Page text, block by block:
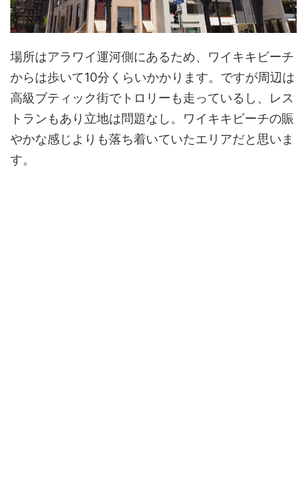
場所はアラワイ運河側にあるため、ワイキキビーチ
からは歩いて10分くらいかかります。ですが周辺は
高級ブティック街でトロリーも走っているし、レス
トランもあり立地は問題なし。ワイキキビーチの賑
やかな感じよりも落ち着いていたエリアだと思いま
す。